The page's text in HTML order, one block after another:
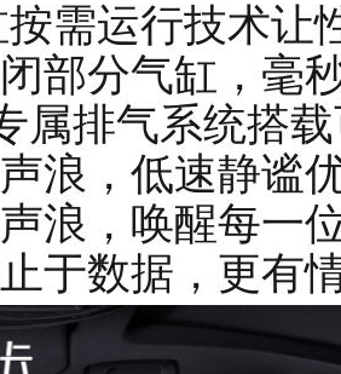
需运行技术让
部分气缸，毫
属排气系统搭
浪，低速静谧
浪，唤醒每一
于数据，更有